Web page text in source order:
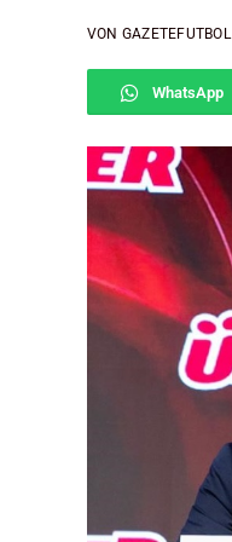
VON GAZETEFUTBOL
WhatsApp